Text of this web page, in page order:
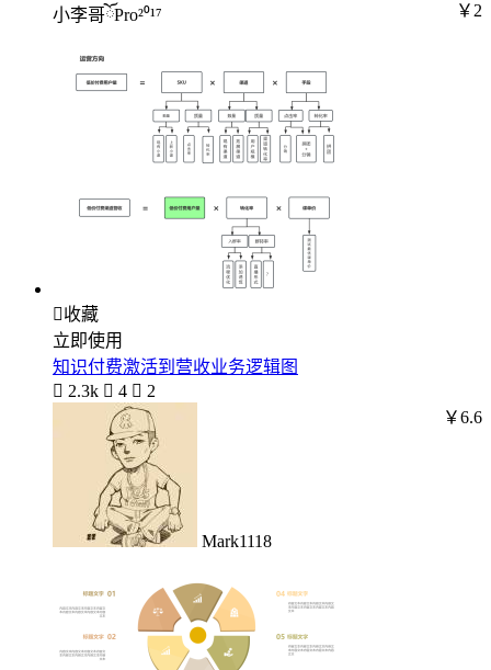
小李哥ོPro²⁰¹⁷ ￥2
收藏
立即使用
知识付费激活到营收业务逻辑图
 2.3k  4  2
Mark1118
￥6.6